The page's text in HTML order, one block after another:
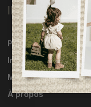
INFORMATIONS
Programme Loyauté
Influenceuses
Marques
À propos